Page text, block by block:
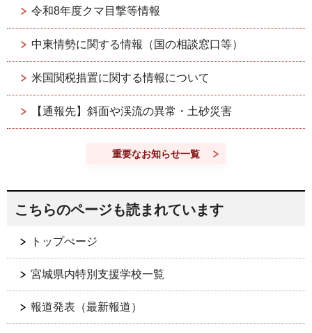
令和8年度クマ目撃等情報
中東情勢に関する情報（国の相談窓口等）
米国関税措置に関する情報について
【通報先】斜面や渓流の異常・土砂災害
重要なお知らせ一覧
こちらのページも読まれています
トップぺージ
宮城県内特別支援学校一覧
報道発表（最新報道）